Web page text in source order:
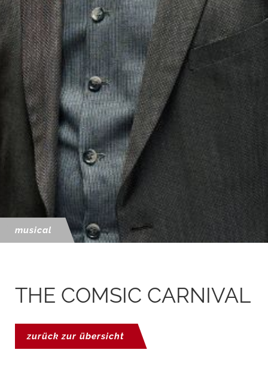
musical
THE COMSIC CARNIVAL
zurück zur übersicht